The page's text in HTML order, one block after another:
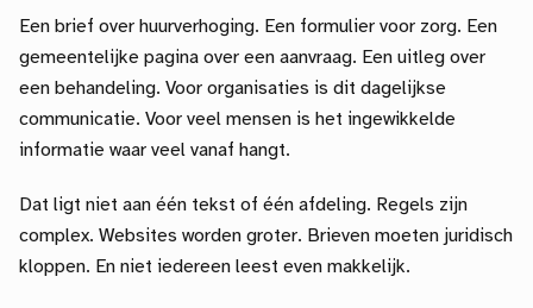
Een brief over huurverhoging. Een formulier voor zorg. Een
gemeentelijke pagina over een aanvraag. Een uitleg over
een behandeling. Voor organisaties is dit dagelijkse
communicatie. Voor veel mensen is het ingewikkelde
informatie waar veel vanaf hangt.
Dat ligt niet aan één tekst of één afdeling. Regels zijn
complex. Websites worden groter. Brieven moeten juridisch
kloppen. En niet iedereen leest even makkelijk.